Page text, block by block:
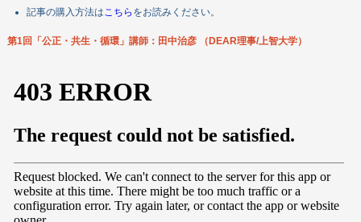
記事の購入方法はこちら をお読みください。
第1回「公正・共生・循環」 講師：田中治彦 （DEAR理事/上智大学）